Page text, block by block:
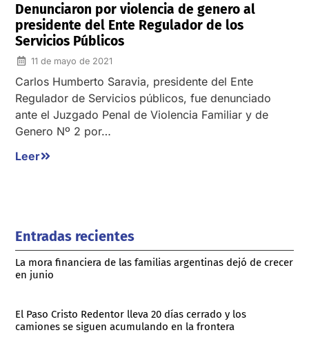
Denunciaron por violencia de genero al
presidente del Ente Regulador de los
Servicios Públicos
11 de mayo de 2021
Carlos Humberto Saravia, presidente del Ente
Regulador de Servicios públicos, fue denunciado
ante el Juzgado Penal de Violencia Familiar y de
Genero Nº 2 por…
Leer
Entradas recientes
La mora financiera de las familias argentinas dejó de crecer
en junio
El Paso Cristo Redentor lleva 20 días cerrado y los
camiones se siguen acumulando en la frontera